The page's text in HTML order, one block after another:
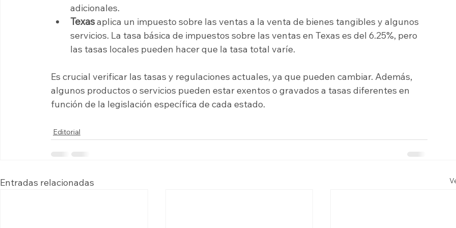
adicionales.
Texas aplica un impuesto sobre las ventas a la venta de bienes tangibles y algunos
servicios. La tasa básica de impuestos sobre las ventas en Texas es del 6.25%, pero
las tasas locales pueden hacer que la tasa total varíe.
Es crucial verificar las tasas y regulaciones actuales, ya que pueden cambiar. Además,
algunos productos o servicios pueden estar exentos o gravados a tasas diferentes en
función de la legislación específica de cada estado.
Editorial
Entradas relacionadas